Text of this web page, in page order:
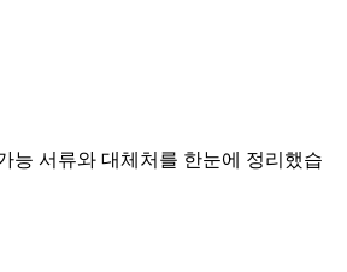
능 서류와 대체처를 한눈에 정리했습